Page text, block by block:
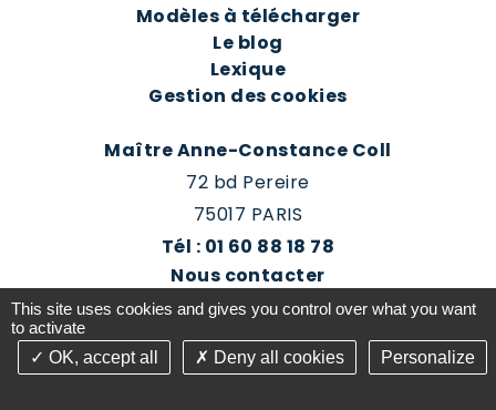
Modèles à télécharger
Le blog
Lexique
Gestion des cookies
Maître Anne-Constance Coll
72 bd Pereire
75017 PARIS
Tél : 01 60 88 18 78
Nous contacter
Prendre rendez-vous
This site uses cookies and gives you control over what you want
to activate
OK, accept all
Deny all cookies Personalize